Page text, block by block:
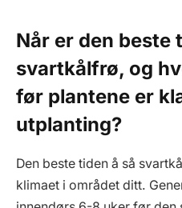
Når er den beste
svartkålfrø, og
før plantene er
utplanting?
Den beste tiden å så
klimaet i området ditt.